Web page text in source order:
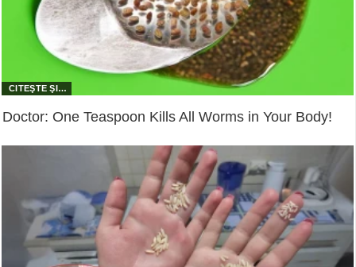
Doctor: One Teaspoon Kills All Worms in Your Body!